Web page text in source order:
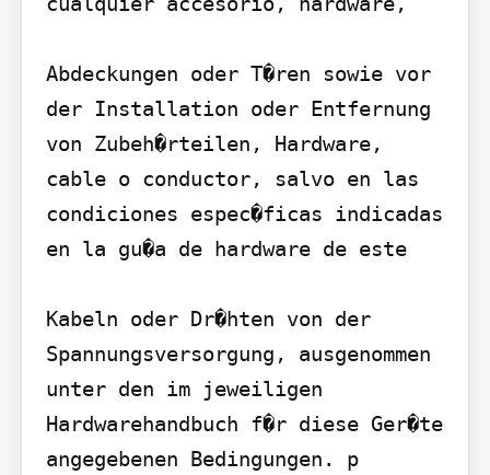
Abdeckungen oder T�ren sowie vor
der Installation oder Entfernung
von Zubeh�rteilen, Hardware,
cable o conductor, salvo en las
condiciones espec�ficas indicadas
en la gu�a de hardware de este
Kabeln oder Dr�hten von der
Spannungsversorgung, ausgenommen
unter den im jeweiligen
Hardwarehandbuch f�r diese Ger�te
angegebenen Bedingungen. p